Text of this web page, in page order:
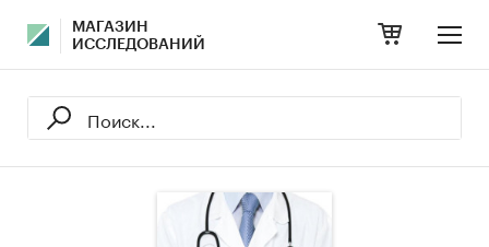
МАГАЗИН
ИССЛЕДОВАНИЙ